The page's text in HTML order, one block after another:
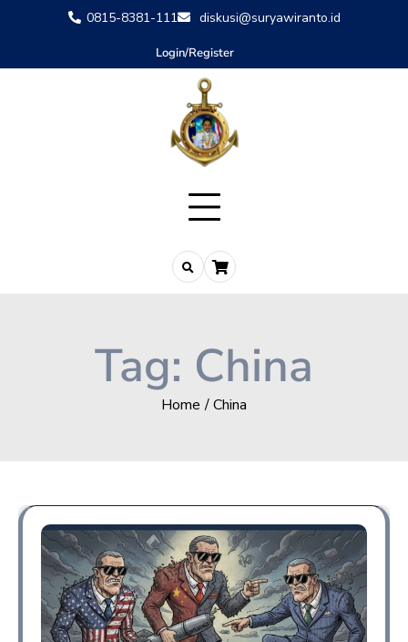
0815-8381-111 diskusi@suryawiranto.id
Login/Register
Tag: China
Home China